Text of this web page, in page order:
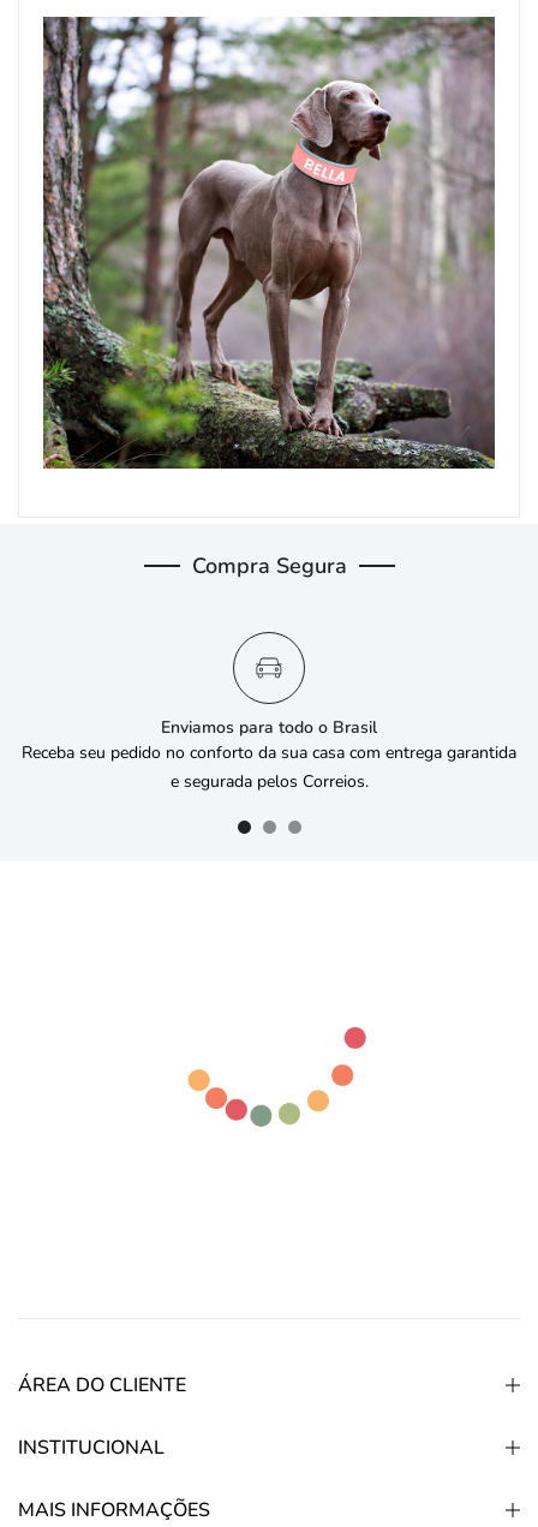
Compra Segura
Enviamos para todo o Brasil
Receba seu pedido no conforto da sua casa com entrega garantida
e segurada pelos Correios.
ÁREA DO CLIENTE
INSTITUCIONAL
MAIS INFORMAÇÕES